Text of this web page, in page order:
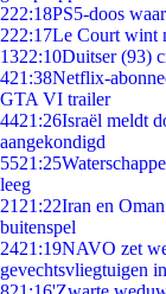
222:18PS5-doos
222:17Le Court wint
1322:10Duitser (93)
421:38Netflix-
GTA VI trailer
4421:26Israël meldt
aangekondigd
5521:25
leeg
21 21:22Iran en
buitenspel
2421:19NAVO zet
gevechtsvliegtuigen in